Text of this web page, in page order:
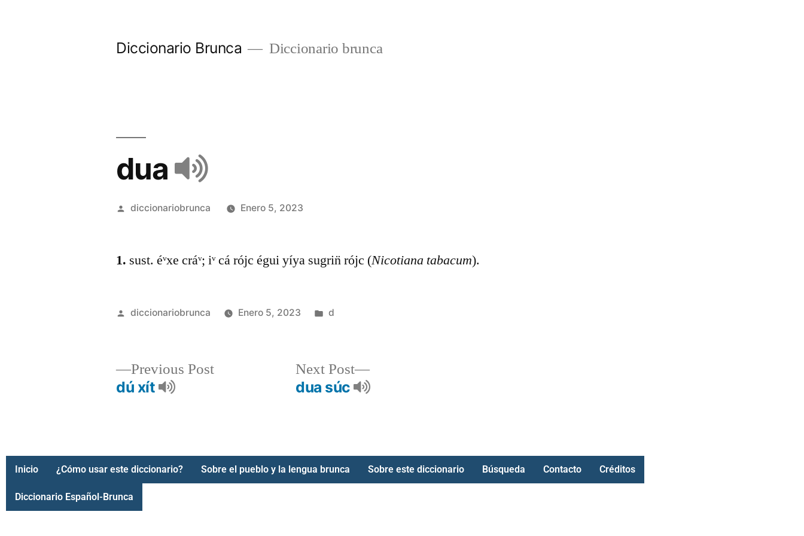
Diccionario Brunca Diccionario brunca
dua
diccionariobrunca Enero 5, 2023
1. sust. éᵛxe cráᵛ; iᵛ cá rójc égui yíya sugrin̈ rójc (Nicotiana tabacum).
diccionariobrunca Enero 5, 2023 d
Previous Post
dú xít
Next Post
dua súc
Inicio ¿Cómo usar este diccionario? Sobre el pueblo y la lengua brunca Sobre este diccionario Búsqueda Contacto Créditos
Diccionario Español-Brunca